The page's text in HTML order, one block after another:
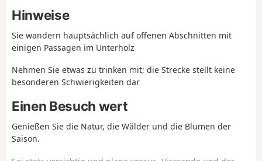
Hinweise
Sie wandern hauptsächlich auf offenen Abschnitten mit
einigen Passagen im Unterholz
Nehmen Sie etwas zu trinken mit; die Strecke stellt keine
besonderen Schwierigkeiten dar
Einen Besuch wert
Genießen Sie die Natur, die Wälder und die Blumen der
Saison.